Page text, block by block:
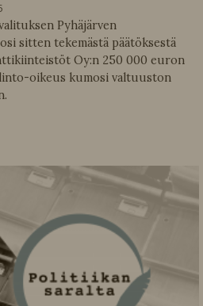
Pyhäjärven
sitten tekemästä päätöksestä
Oy:n 250 000 euron
oikeus kumosi valtuuston